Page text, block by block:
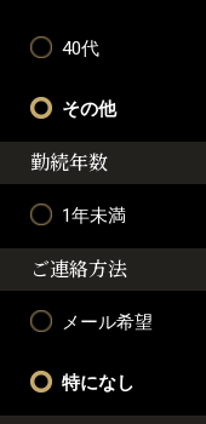
40代
その他
勤続年数
1年未満
ご連絡方法
メール希望
特になし